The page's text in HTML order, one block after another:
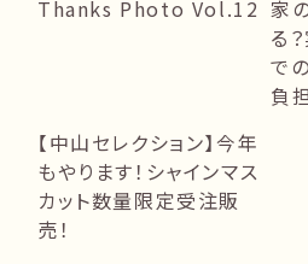
Thanks Photo Vol.12 家
る
で
負
【中山セレクション】今年
もやります！シャインマス
カット数量限定受注販
売！